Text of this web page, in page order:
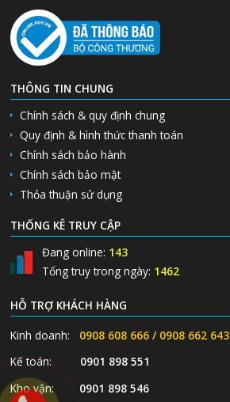
THÔNG TIN CHUNG
Chính sách & quy định chung
Quy định & hình thức thanh toán
Chính sách bảo hành
Chính sách bảo mật
Thỏa thuận sử dụng
THỐNG KÊ TRUY CẬP
Đang online: 143
Tổng truy trong ngày: 1462
HỖ TRỢ KHÁCH HÀNG
Kinh doanh:
0908 608 666 / 0908 662 643
Kế toán: 0901 898 551
Kho vận: 0901 898 546